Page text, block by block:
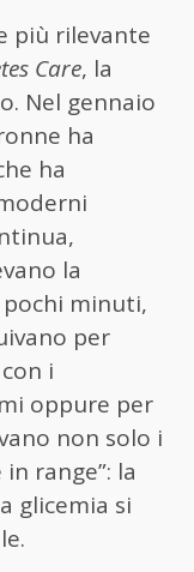
più rilevante
Care, la
Nel gennaio
ha
ha
la
minuti,
per
i
oppure per
non solo i
range”: la
glicemia si